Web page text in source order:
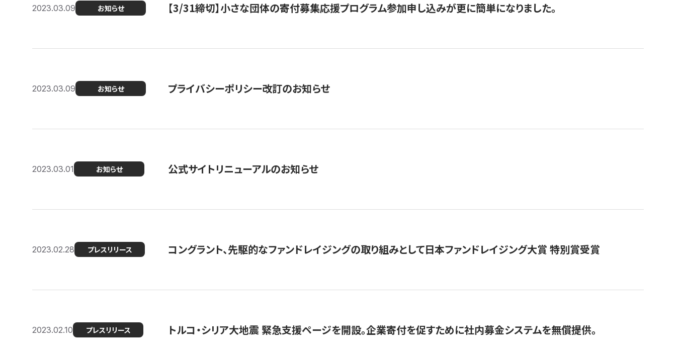
2023.03.09 お知らせ 【3/31締切】小さな団体の寄付募集応援プログラム参加申し込みが更に簡単になりました。
2023.03.09 お知らせ プライバシーポリシー改訂のお知らせ
2023.03.01 お知らせ 公式サイトリニューアルのお知らせ
2023.02.28 プレスリリース コングラント、先駆的なファンドレイジングの取り組みとして日本ファンドレイジング大賞 特別賞受賞
2023.02.10 プレスリリース トルコ・シリア大地震 緊急支援ページを開設。企業寄付を促すために社内募金システムを無償提供。